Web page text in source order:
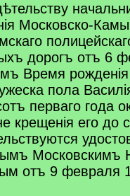
Московско-
дорогъ отъ 6
Время
пола
перваго года
крещенія его до
Московскимъ
отъ 9 февраля